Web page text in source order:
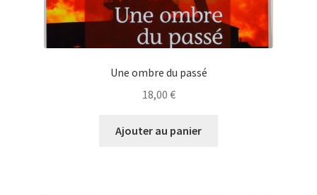
Une ombre du passé
18,00 €
Ajouter au panier